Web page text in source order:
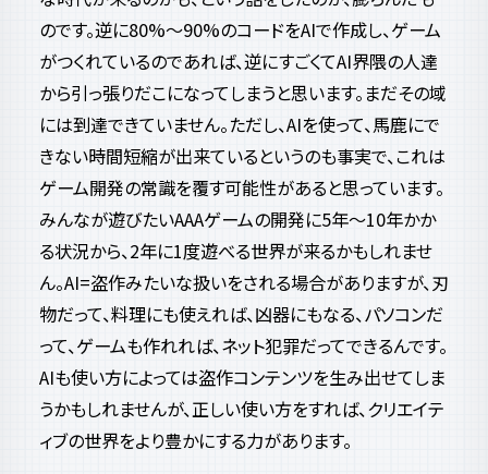
のです。逆に80%～90%のコードをAIで作成し、ゲーム
がつくれているのであれば、逆にすごくてAI界隈の人達
から引っ張りだこになってしまうと思います。まだその域
には到達できていません。ただし、AIを使って、馬鹿にで
きない時間短縮が出来ているというのも事実で、これは
ゲーム開発の常識を覆す可能性があると思っています。
みんなが遊びたいAAAゲームの開発に5年～10年かか
る状況から、2年に1度遊べる世界が来るかもしれませ
ん。AI=盗作みたいな扱いをされる場合がありますが、刃
物だって、料理にも使えれば、凶器にもなる、パソコンだ
って、ゲームも作れれば、ネット犯罪だってできるんです。
AIも使い方によっては盗作コンテンツを生み出せてしま
うかもしれませんが、正しい使い方をすれば、クリエイテ
ィブの世界をより豊かにする力があります。